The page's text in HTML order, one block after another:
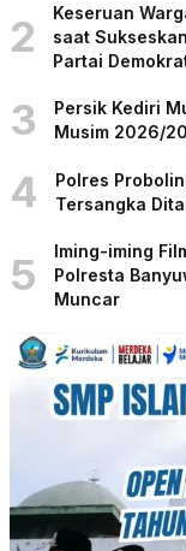
2
Keseruan
saat
Partai
3
Persik Kediri
Musim 2026/
4
Polres
Tersangka
5
Iming-iming
Polresta
Muncar